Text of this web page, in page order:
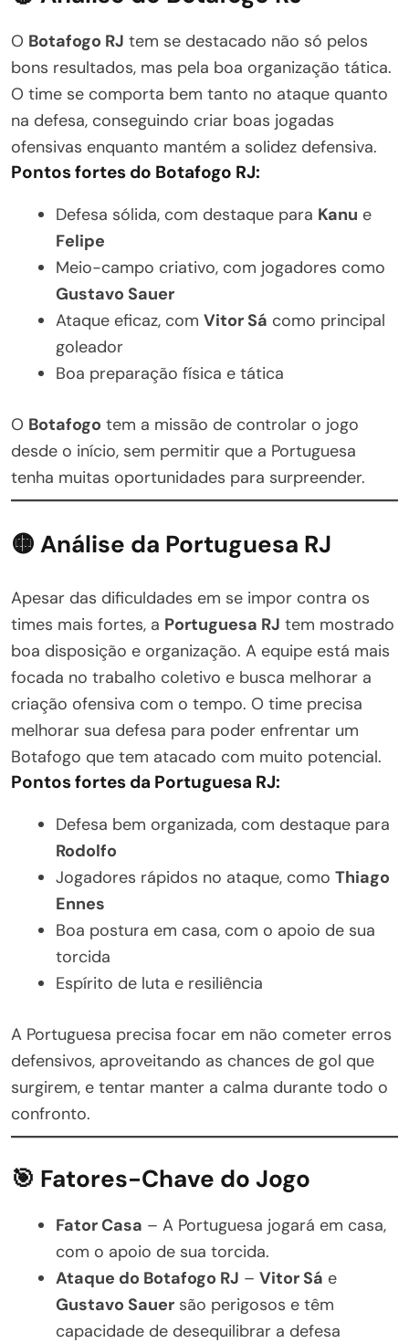
O Botafogo RJ tem se destacado não só pelos
bons resultados, mas pela boa organização tática.
O time se comporta bem tanto no ataque quanto
na defesa, conseguindo criar boas jogadas
ofensivas enquanto mantém a solidez defensiva.
Pontos fortes do Botafogo RJ:
Defesa sólida, com destaque para Kanu e
Felipe
Meio-campo criativo, com jogadores como
Gustavo Sauer
Ataque eficaz, com Vitor Sá como principal
goleador
Boa preparação física e tática
O Botafogo tem a missão de controlar o jogo
desde o início, sem permitir que a Portuguesa
tenha muitas oportunidades para surpreender.
🟡 Análise da Portuguesa RJ
Apesar das dificuldades em se impor contra os
times mais fortes, a Portuguesa RJ tem mostrado
boa disposição e organização. A equipe está mais
focada no trabalho coletivo e busca melhorar a
criação ofensiva com o tempo. O time precisa
melhorar sua defesa para poder enfrentar um
Botafogo que tem atacado com muito potencial.
Pontos fortes da Portuguesa RJ:
Defesa bem organizada, com destaque para
Rodolfo
Jogadores rápidos no ataque, como Thiago
Ennes
Boa postura em casa, com o apoio de sua
torcida
Espírito de luta e resiliência
A Portuguesa precisa focar em não cometer erros
defensivos, aproveitando as chances de gol que
surgirem, e tentar manter a calma durante todo o
confronto.
🎯 Fatores-Chave do Jogo
Fator Casa – A Portuguesa jogará em casa,
com o apoio de sua torcida.
Ataque do Botafogo RJ – Vitor Sá e
Gustavo Sauer são perigosos e têm
capacidade de desequilibrar a defesa